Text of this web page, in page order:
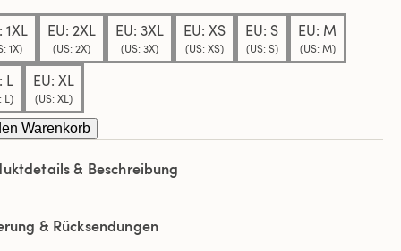
1XL
1X)
EU: 2XL
(US: 2X)
EU: 3XL
(US: 3X)
EU: XS
(US: XS)
EU: S
(US: S)
EU: M
(US: M)
L
L)
EU: XL
(US: XL)
Warenkorb
& Beschreibung
& Rücksendungen